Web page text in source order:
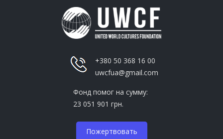
+380 50 368 16 00
uwcfua@gmail.com
Фонд помог на сумму:
23 051 901 грн.
Пожертвовать